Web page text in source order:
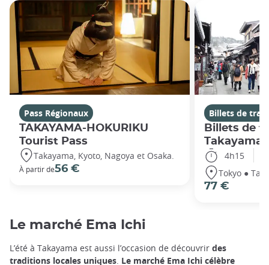
Pass Régionaux
TAKAYAMA-HOKURIKU
Tourist Pass
Takayama, Kyoto, Nagoya et Osaka.
À partir de56 €
Billets de train
Billets de
Takayama
4h15
Tokyo ●
77 €
Le marché Ema Ichi
L’été à Takayama est aussi l’occasion de découvrir des
traditions locales uniques. Le marché Ema Ichi célèbre